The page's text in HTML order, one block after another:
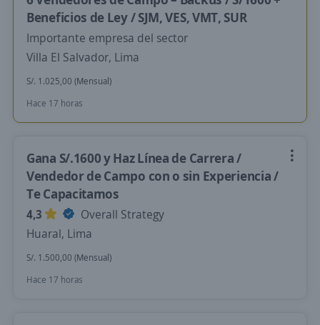
Beneficios de Ley / SJM, VES, VMT, SUR
Importante empresa del sector
Villa El Salvador, Lima
S/. 1.025,00 (Mensual)
Hace 17 horas
Gana S/.1600 y Haz Línea de Carrera /
Vendedor de Campo con o sin Experiencia /
Te Capacitamos
4,3
Overall Strategy
Huaral, Lima
S/. 1.500,00 (Mensual)
Hace 17 horas